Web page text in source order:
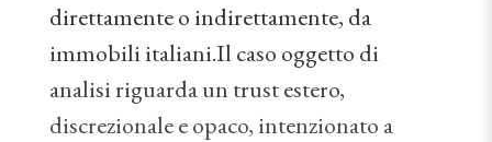
direttamente o indirettamente, da
immobili italiani.Il caso oggetto di
analisi riguarda un trust estero,
discrezionale e opaco, intenzionato a